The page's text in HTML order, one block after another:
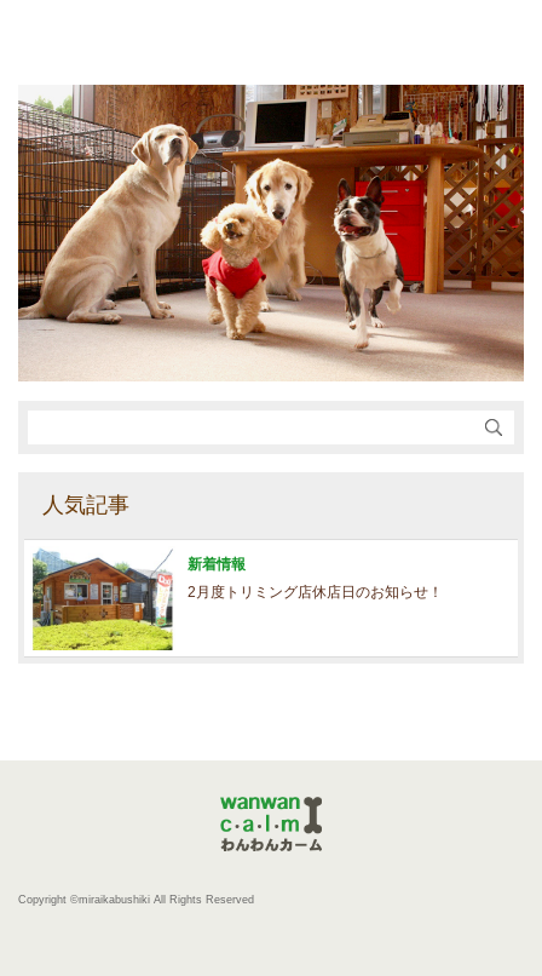
人気記事
新着情報
2月度トリミング店休店日のお知らせ！
Copyright ©miraikabushiki All Rights Reserved